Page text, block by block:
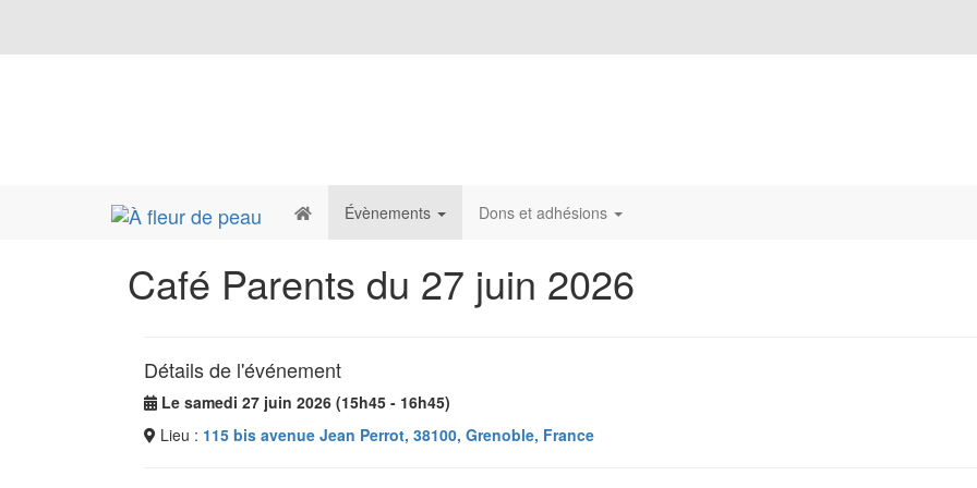
Évènements Dons et adhésions
Café Parents du 27 juin 2026
Détails de l'événement
Le samedi 27 juin 2026 (15h45 - 16h45)
Lieu : 115 bis avenue Jean Perrot, 38100, Grenoble, France